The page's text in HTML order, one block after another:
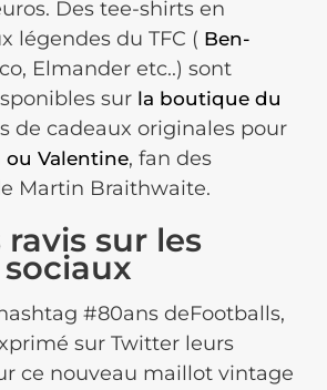
Des tee-shirts en
légendes du TFC ( Ben-
Elmander etc..) sont
sur la boutique du
de cadeaux originales pour
ou Valentine, fan des
Martin Braithwaite.
ravis sur les
#80ans deFootballs,
sur Twitter leurs
ce nouveau maillot vintage